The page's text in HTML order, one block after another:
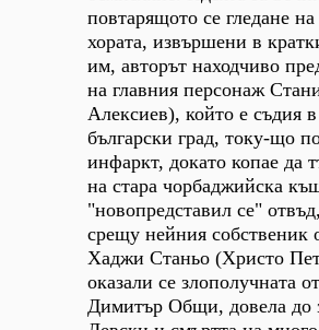
повтарящото се гледане
хората, извършени в
им, авторът находчиво
на главния персонаж
Алексиев), който е съдия
български град, току-що
инфаркт, докато копае да
на стара чорбаджийска
"новопредставил се"
срещу нейния собственик
Хаджи Станьо (Христо
оказали се злополучната
Димитър Общи, довела до